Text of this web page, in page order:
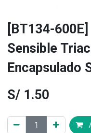
[BT134-
Sensible
Encapsulado
S/ 1.50